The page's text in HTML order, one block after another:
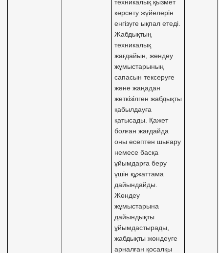
техникалық қызмет
көрсету жүйелерін
енгізуге ықпал етеді.
Жабдықтың
техникалық
жағдайын, жөндеу
жұмыстарының
сапасын тексеруге
және жаңадан
жеткізілген жабдықты
қабылдауға
қатысады. Қажет
болған жағдайда
оны есептен шығару
немесе басқа
ұйымдарға беру
үшін құжаттама
дайындайды.
Жөндеу
жұмыстарына
дайындықты
ұйымдастырады,
жабдықты жөндеуге
арналған қосалқы